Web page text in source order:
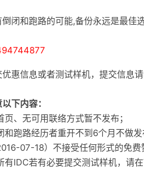
闭和跑路的可能,备份永远是最佳
惠信息或者测试样机，提交信息
下内容：
页、无可用联络方式暂不发布；
和跑路经历者重开不到6个月不做发
07-18）不接受任何形式的免
有IDC若有必要提交测试样机，请在